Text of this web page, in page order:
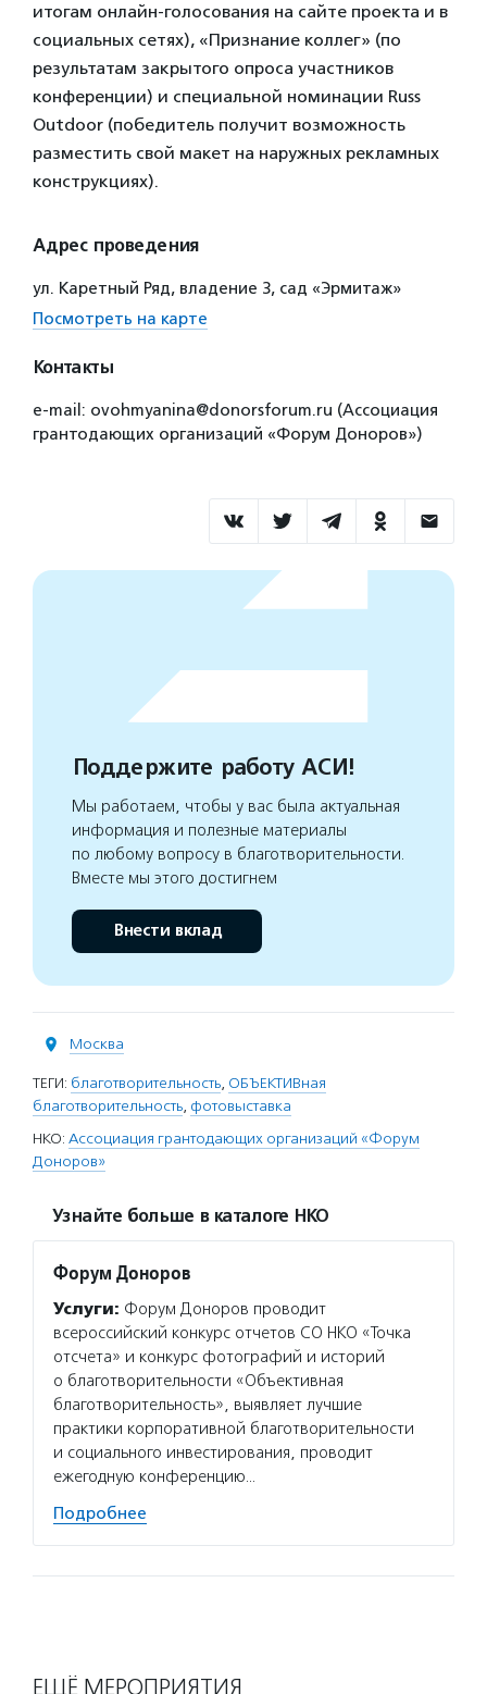
итогам онлайн-голосования на сайте проекта и в
социальных сетях), «Признание коллег» (по
результатам закрытого опроса участников
конференции) и специальной номинации Russ
Outdoor (победитель получит возможность
разместить свой макет на наружных рекламных
конструкциях).
Адрес проведения
ул. Каретный Ряд, владение 3, сад «Эрмитаж»
Посмотреть на карте
Контакты
e-mail: ovohmyanina@donorsforum.ru (Ассоциация
грантодающих организаций «Форум Доноров»)
Поддержите работу АСИ!
Мы работаем, чтобы у вас была актуальная
информация и полезные материалы
по любому вопросу в благотворительности.
Вместе мы этого достигнем
Внести вклад
Москва
ТЕГИ: благотворительность, ОБЪЕКТИВная
благотворительность, фотовыставка
НКО: Ассоциация грантодающих организаций «Форум
Доноров»
Узнайте больше в каталоге НКО
Форум Доноров
Услуги: Форум Доноров проводит
всероссийский конкурс отчетов СО НКО «Точка
отсчета» и конкурс фотографий и историй
о благотворительности «Объективная
благотворительность», выявляет лучшие
практики корпоративной благотворительности
и социального инвестирования, проводит
ежегодную конференцию…
Подробнее
ЕЩЁ МЕРОПРИЯТИЯ